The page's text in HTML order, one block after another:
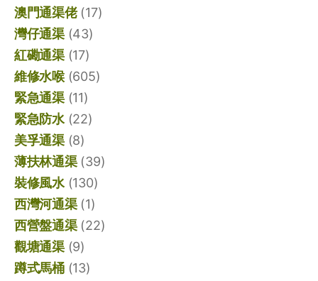
澳門通渠佬(17)
灣仔通渠(43)
紅磡通渠(17)
維修水喉(605)
緊急通渠(11)
緊急防水(22)
美孚通渠(8)
薄扶林通渠(39)
裝修風水(130)
西灣河通渠(1)
西營盤通渠(22)
觀塘通渠(9)
蹲式馬桶(13)